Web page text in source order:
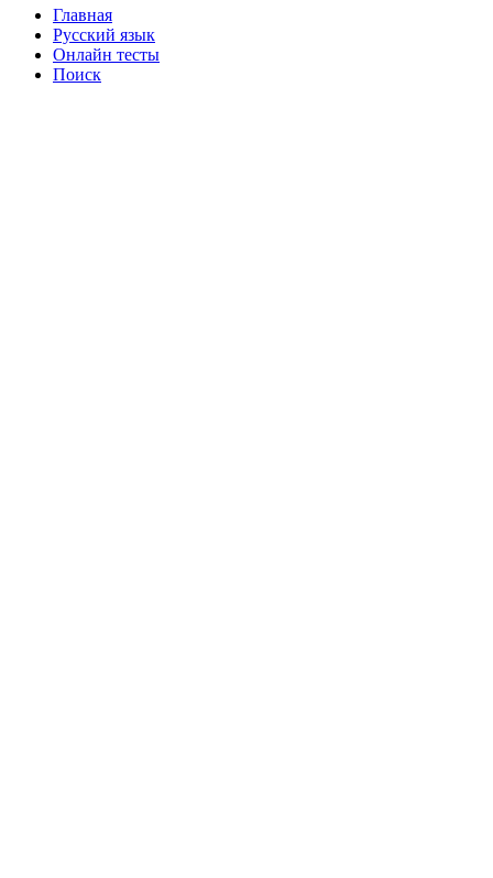
Главная
Русский язык
Онлайн тесты
Поиск